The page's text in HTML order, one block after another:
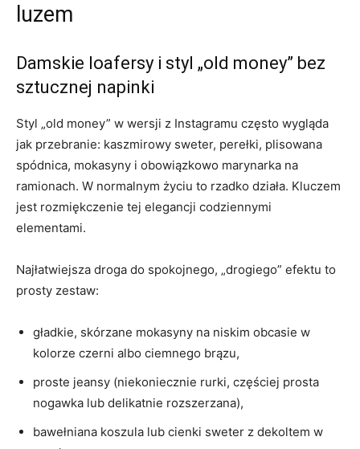
luzem
Damskie loafersy i styl „old money” bez
sztucznej napinki
Styl „old money” w wersji z Instagramu często wygląda
jak przebranie: kaszmirowy sweter, perełki, plisowana
spódnica, mokasyny i obowiązkowo marynarka na
ramionach. W normalnym życiu to rzadko działa. Kluczem
jest rozmiękczenie tej elegancji codziennymi
elementami.
Najłatwiejsza droga do spokojnego, „drogiego” efektu to
prosty zestaw:
gładkie, skórzane mokasyny na niskim obcasie w
kolorze czerni albo ciemnego brązu,
proste jeansy (niekoniecznie rurki, częściej prosta
nogawka lub delikatnie rozszerzana),
bawełniana koszula lub cienki sweter z dekoltem w